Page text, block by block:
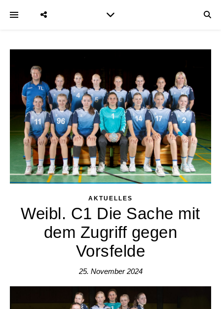
AKTUELLES
Weibl. C1 Die Sache mit
dem Zugriff gegen
Vorsfelde
25. November 2024